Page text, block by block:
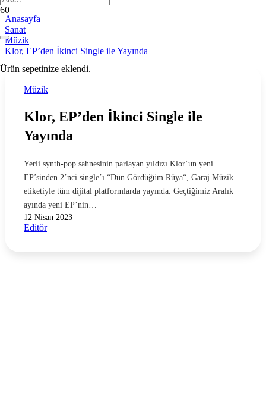
Ürün sepetinize eklendi.
Anasayfa
Sanat
Müzik
Klor, EP’den İkinci Single ile Yayında
Müzik
Klor, EP’den İkinci Single ile
Yayında
Yerli synth-pop sahnesinin parlayan yıldızı Klor‘un yeni
EP’sinden 2’nci single’ı “Dün Gördüğüm Rüya“, Garaj Müzik
etiketiyle tüm dijital platformlarda yayında. Geçtiğimiz Aralık
ayında yeni EP’nin…
12 Nisan 2023
Editör